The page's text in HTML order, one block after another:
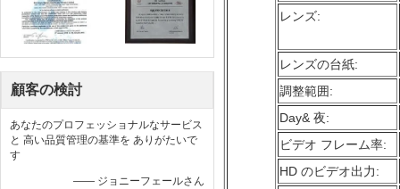
顧客の検討
あなたのプロフェッショナルなサービス
と 高い品質管理の基準を ありがたいで
す
—— ジョニーフェールさん
レンズ:
レンズの台紙:
調整範囲:
Day& 夜:
ビデオ フレーム率:
HD のビデオ出力: